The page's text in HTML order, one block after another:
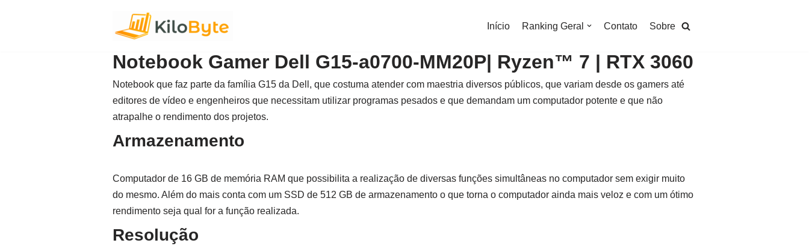
Início Ranking Geral Contato Sobre
Notebook Gamer Dell G15-a0700-MM20P| Ryzen™ 7 | RTX 3060
Notebook que faz parte da família G15 da Dell, que costuma atender com maestria diversos públicos, que variam desde os gamers até
editores de vídeo e engenheiros que necessitam utilizar programas pesados e que demandam um computador potente e que não
atrapalhe o rendimento dos projetos.
Armazenamento
Computador de 16 GB de memória RAM que possibilita a realização de diversas funções simultâneas no computador sem exigir muito
do mesmo. Além do mais conta com um SSD de 512 GB de armazenamento o que torna o computador ainda mais veloz e com um ótimo
rendimento seja qual for a função realizada.
Resolução